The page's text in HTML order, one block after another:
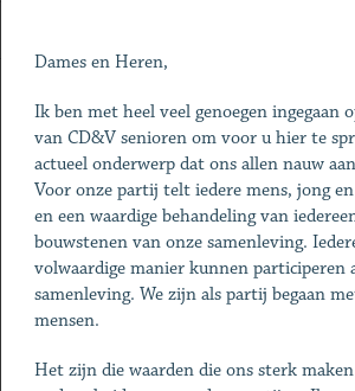
Dames en Heren,
Ik ben met heel veel genoegen ingegaan
van CD&V senioren om voor u hier te
actueel onderwerp dat ons allen nauw
Voor onze partij telt iedere mens, jong
en een waardige behandeling van
bouwstenen van onze samenleving.
volwaardige manier kunnen participeren
samenleving. We zijn als partij begaan
mensen.
Het zijn die waarden die ons sterk